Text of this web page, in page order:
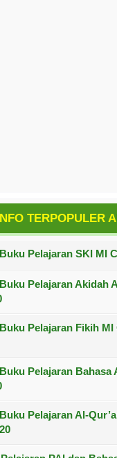
INFO TERPOPULER
Pelajaran SKI MI
Pelajaran Akidah
Pelajaran Fikih MI
Pelajaran Bahasa
Pelajaran Al-